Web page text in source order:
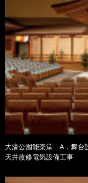
大濠公園能楽堂 A．舞
天井改修電気設備工事